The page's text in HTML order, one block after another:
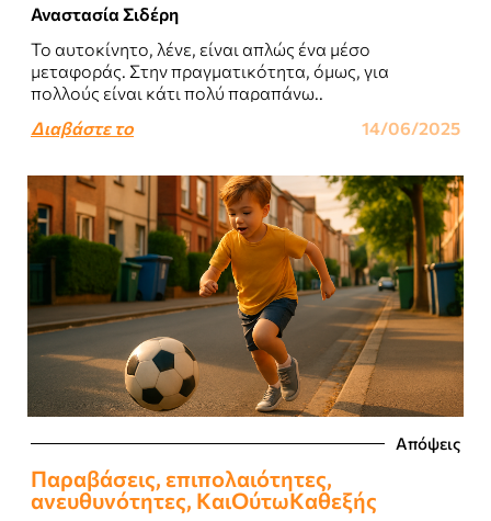
Αναστασία Σιδέρη
Το αυτοκίνητο, λένε, είναι απλώς ένα μέσο
μεταφοράς. Στην πραγματικότητα, όμως, για
πολλούς είναι κάτι πολύ παραπάνω..
Διαβάστε το
14/06/2025
Απόψεις
Παραβάσεις, επιπολαιότητες,
ανευθυνότητες, KαιOύτωKαθεξής